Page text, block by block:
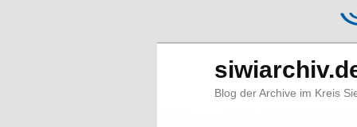
Blog der Archive im Kreis